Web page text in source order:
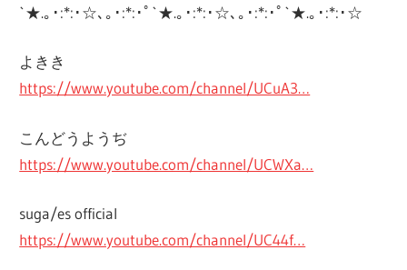
`★.｡･:*:･☆､｡･:*:･ﾟ`★.｡･:*:･☆､｡･:*:･ﾟ`★.｡･:*:･☆
よきき
https://www.youtube.com/channel/UCuA3…
こんどうようぢ
https://www.youtube.com/channel/UCWXa…
suga/es official
https://www.youtube.com/channel/UC44f…